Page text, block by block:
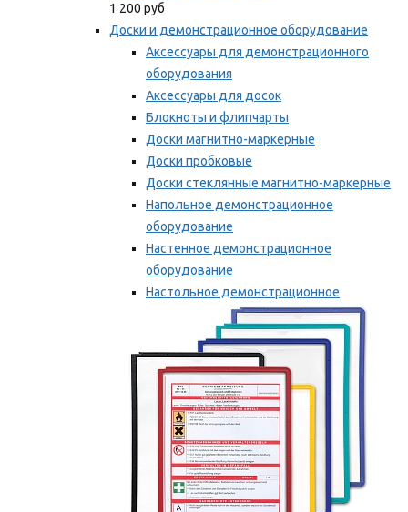
1 200 руб
Доски и демонстрационное оборудование
Аксессуары для демонстрационного
оборудования
Аксессуары для досок
Блокноты и флипчарты
Доски магнитно-маркерные
Доски пробковые
Доски стеклянные магнитно-маркерные
Напольное демонстрационное
оборудование
Настенное демонстрационное
оборудование
Настольное демонстрационное
оборудование
Мы рекомендуем